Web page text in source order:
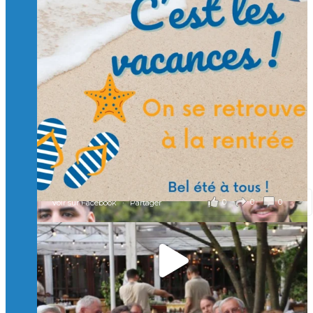
Charger plus Suivre sur Instagram
🙏 Soutenez l’Isep via la taxe d’apprentissage 2026
et contribuons ensemble à former les générations
d’ingénieurs de demain. 🙏
Merci à tous !
🎯 Taxe d’apprentissage 2026 : avec l'Isep, investissez pour
un numérique au service de l'humain !
À l’Isep, nous formons des ingénieurs, des bachelors, des
Mastères Spécialisés, qui allient excellence technologique et
valeurs humaines, au cœur de notre pro
...Voir plus
il y a 2 mois
0 0 0
Voir sur Facebook · Partager
🚀Afterwork à Genève 🚀
🥳 Le 22 avril dernier, 14 Alumni vivant / travaillant
en Suisse ont partagé un moment convivial de
retrouvailles et d'échanges !